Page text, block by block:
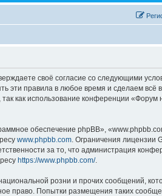
своё согласие со следующими
эти правила в любое время и сделаем всё
как использование конференции «Форум
обеспечение phpBB»,
www.phpbb.com. Ограничения лицензии
за то, что администрация
https://www.phpbb.com/.
розни и прочих сообщений,
право. Попытки размещения таких